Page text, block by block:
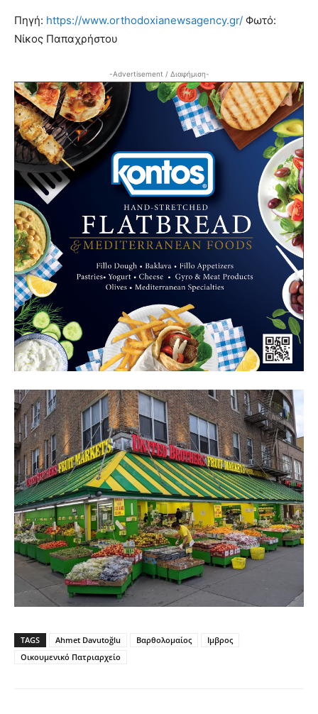
Πηγή: https://www.orthodoxianewsagency.gr/ Φωτό:
Νίκος Παπαχρήστου
-Advertisement / Διαφήμιση-
TAGS Ahmet Davutoğlu Βαρθολομαίος
Ιμβρος
Οικουμενικό Πατριαρχείο